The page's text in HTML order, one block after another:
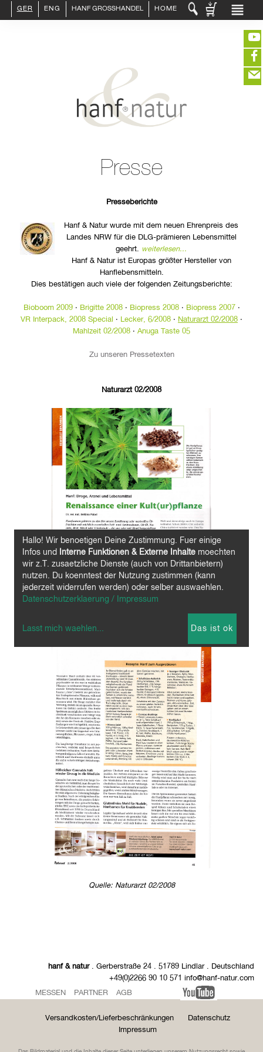
Presse
Presseberichte
Hanf & Natur wurde mit dem neuen Ehrenpreis des
Landes NRW für die DLG-prämieren Lebensmittel
geehrt. weiterlesen...
Hanf & Natur ist Europas größter Hersteller von
Hanflebensmitteln.
Dies bestätigen auch viele der folgenden Zeitungsberichte:
Bioboom 2009· Brigitte 2008· Biopress 2008· Biopress 2007 ·
VR Interpack, 2008 Special
· Lecker, 6/2008 · Naturarzt 02/2008 ·
Mahlzeit 02/2008 · Anuga Taste 05
Zu unseren Pressetexten
Naturarzt 02/2008
Quelle: Naturarzt 02/2008
hanf & natur. Gerberstraße 24 . 51789 Lindlar . Deutschland
+49(0)2266 90 10 571 info@hanf-natur.com
MESSEN
PARTNER AGB
Versandkosten/Lieferbeschränkungen
Datenschutz
Impressum
GER ENG HANF GROSSHANDEL HOME
HANFLEBENSMITTEL
(portofreier Versand in DE)
eeeeeeeeeeeeeeeeeeeee
ausblenden
Hallo! Wir benoetigen Deine Zustimmung. Fuer einige
Infos und
Interne Funktionen & Externe Inhalte moechten
wir z.T. zusaetzliche Dienste (auch von Drittanbietern)
nutzen. Du koenntest der Nutzung zustimmen (kann
jederzeit widerrufen werden) oder selber auswaehlen.
Datenschutzerklaerung / Impressum
Lasst mich waehlen... Das ist ok